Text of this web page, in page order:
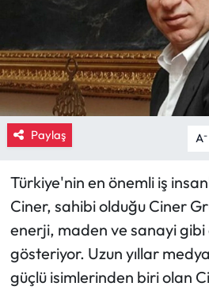
Paylaş A-
Türkiye'nin en önemli iş
Ciner, sahibi olduğu Ciner
enerji, maden ve sanayi
gösteriyor. Uzun yıllar
güçlü isimlerinden biri olan
Laçin Haberleri
Magazin
Mecitözü Haberleri
Oğuzlar Haberleri
Ortaköy Haberleri
Osmancık Haberleri
Otomotiv